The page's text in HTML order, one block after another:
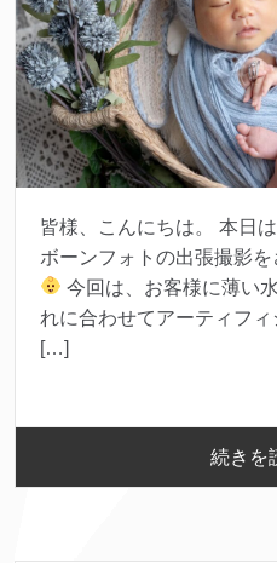
皆様、こんにちは。 本日
ボーンフォトの出張撮影
今回は、お客様に薄い
れに合わせてアーティフ
[…]
続きを